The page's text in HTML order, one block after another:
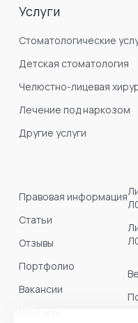
Услуги
Стоматологические
Детская стоматология
Челюстно-лицевая
Лечение под наркозом
Другие услуги
Правовая информация
Статьи
Отзывы
Портфолио
Вакансии
Контакты